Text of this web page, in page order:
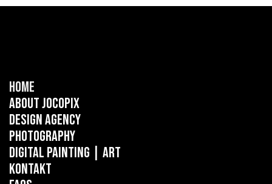
Home
About Jocopix
Design Agency
Photography
Digital Painting | ART
Kontakt